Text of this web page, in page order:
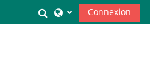
Activer/désactiver
Connexion